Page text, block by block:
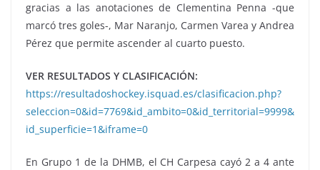
gracias a las anotaciones de Clementina Penna -que
marcó tres goles-, Mar Naranjo, Carmen Varea y Andrea
Pérez que permite ascender al cuarto puesto.
VER RESULTADOS Y CLASIFICACIÓN:
https://resultadoshockey.isquad.es/clasificacion.php?
seleccion=0&id=7769&id_ambito=0&id_territorial=9999&
id_superficie=1&iframe=0
En Grupo 1 de la DHMB, el CH Carpesa cayó 2 a 4 ante